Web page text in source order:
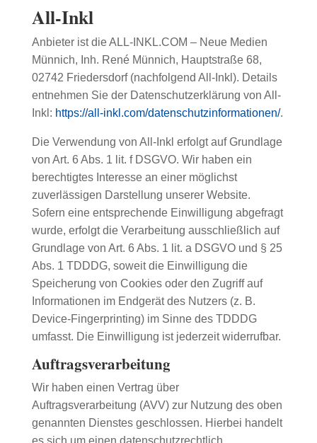
All-Inkl
Anbieter ist die ALL-INKL.COM – Neue Medien
Münnich, Inh. René Münnich, Hauptstraße 68,
02742 Friedersdorf (nachfolgend All-Inkl). Details
entnehmen Sie der Datenschutzerklärung von All-
Inkl: https://all-inkl.com/datenschutzinformationen/.
Die Verwendung von All-Inkl erfolgt auf Grundlage
von Art. 6 Abs. 1 lit. f DSGVO. Wir haben ein
berechtigtes Interesse an einer möglichst
zuverlässigen Darstellung unserer Website.
Sofern eine entsprechende Einwilligung abgefragt
wurde, erfolgt die Verarbeitung ausschließlich auf
Grundlage von Art. 6 Abs. 1 lit. a DSGVO und § 25
Abs. 1 TDDDG, soweit die Einwilligung die
Speicherung von Cookies oder den Zugriff auf
Informationen im Endgerät des Nutzers (z. B.
Device-Fingerprinting) im Sinne des TDDDG
umfasst. Die Einwilligung ist jederzeit widerrufbar.
Auftragsverarbeitung
Wir haben einen Vertrag über
Auftragsverarbeitung (AVV) zur Nutzung des oben
genannten Dienstes geschlossen. Hierbei handelt
es sich um einen datenschutzrechtlich